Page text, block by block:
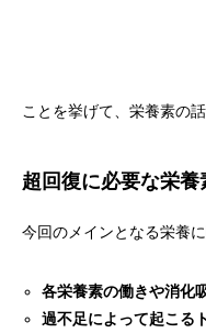
ことを挙げて、栄養素の
超回復に必要な栄養
今回のメインとなる栄養
各栄養素の働きや消化
過不足によって起こる